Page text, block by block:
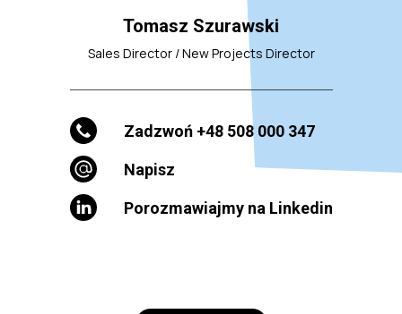
Tomasz Szurawski
Sales Director / New Projects Director
Zadzwoń +48 508 000 347
Napisz
Porozmawiajmy na Linkedin